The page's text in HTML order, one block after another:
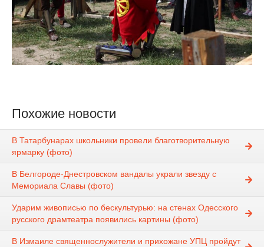
Похожие новости
В Татарбунарах школьники провели благотворительную
ярмарку (фото)
В Белгороде-Днестровском вандалы украли звезду с
Мемориала Славы (фото)
Ударим живописью по бескультурью: на стенах Одесского
русского драмтеатра появились картины (фото)
В Измаиле священнослужители и прихожане УПЦ пройдут